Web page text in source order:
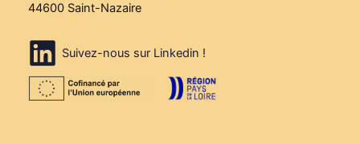
44600 Saint-Nazaire
Suivez-nous sur Linkedin !